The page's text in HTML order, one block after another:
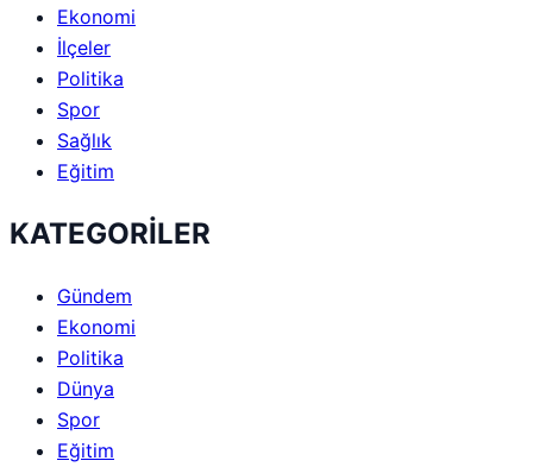
Ekonomi
İlçeler
Politika
Spor
Sağlık
Eğitim
KATEGORİLER
Gündem
Ekonomi
Politika
Dünya
Spor
Eğitim